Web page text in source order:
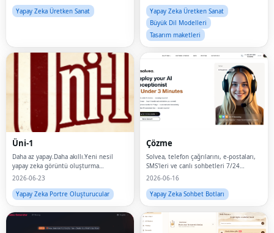
kabarık saç modellerine kadar 500
profesyonel saç
Yapay Zeka Üretken Sanat
tasarlanmış bir AI küçük resim
oluşturucudur.
Yapay Zeka Üretken Sanat
Büyük Dil Modelleri
Tasarım maketleri
Üni-1
Daha az yapay.Daha akıllı.Yeni nesil
yapay zeka görüntü oluşturma
deneyimini yaşayın.
2026-06-23
Yapay Zeka Portre Oluşturucular
Çözme
Solvea, telefon çağrılarını, e-postaları,
SMS'leri ve canlı sohbetleri 7/24
yöneten, kodsuz bir yapay zeka
içinde kurulur; randevu
rezervasyonunu, müşteri
2026-06-16
Yapay Zeka Sohbet Botları